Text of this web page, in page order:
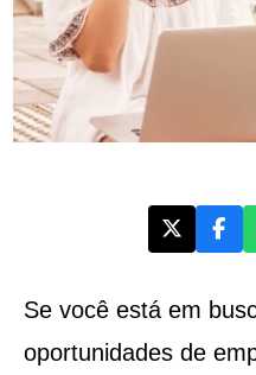
Se você está em
oportunidades de